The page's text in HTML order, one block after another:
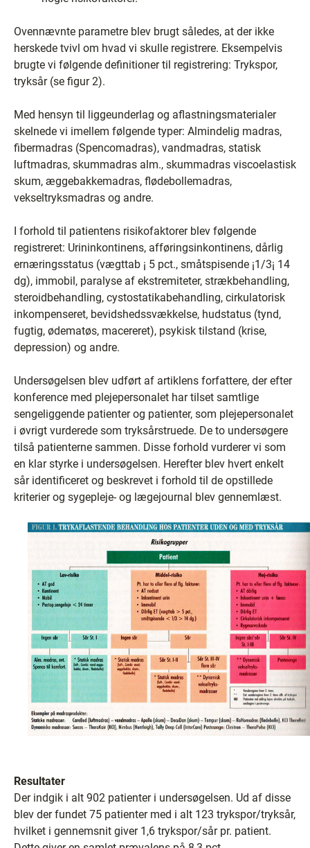
Ovennævnte parametre blev brugt således, at der ikke
herskede tvivl om hvad vi skulle registrere. Eksempelvis
brugte vi følgende definitioner til registrering: Trykspor,
tryksår (se figur 2).
Med hensyn til liggeunderlag og aflastningsmaterialer
skelnede vi imellem følgende typer: Almindelig madras,
fibermadras (Spencomadras), vandmadras, statisk
luftmadras, skummadras alm., skummadras viscoelastisk
skum, æggebakkemadras, flødebollemadras,
vekseltryksmadras og andre.
I forhold til patientens risikofaktorer blev følgende
registreret: Urininkontinens, afføringsinkontinens, dårlig
ernæringsstatus (vægttab ¡ 5 pct., småtspisende ¡1/3¡ 14
dg), immobil, paralyse af ekstremiteter, strækbehandling,
steroidbehandling, cystostatikabehandling, cirkulatorisk
inkompenseret, bevidshedssvækkelse, hudstatus (tynd,
fugtig, ødematøs, macereret), psykisk tilstand (krise,
depression) og andre.
Undersøgelsen blev udført af artiklens forfattere, der efter
konference med plejepersonalet har tilset samtlige
sengeliggende patienter og patienter, som plejepersonalet
i øvrigt vurderede som tryksårstruede. De to undersøgere
tilså patienterne sammen. Disse forhold vurderer vi som
en klar styrke i undersøgelsen. Herefter blev hvert enkelt
sår identificeret og beskrevet i forhold til de opstillede
kriterier og sygepleje- og lægejournal blev gennemlæst.
Resultater
Der indgik i alt 902 patienter i undersøgelsen. Ud af disse
blev der fundet 75 patienter med i alt 123 trykspor/tryksår,
hvilket i gennemsnit giver 1,6 trykspor/sår pr. patient.